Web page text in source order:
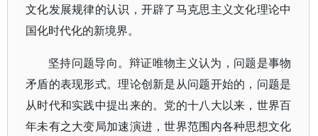
文化发展规律的认识，开辟了马克思主义文化理论中
国化时代化的新境界。
坚持问题导向。辩证唯物主义认为，问题是事物
矛盾的表现形式。理论创新是从问题开始的，问题是
从时代和实践中提出来的。党的十八大以来，世界百
年未有之大变局加速演进，世界范围内各种思想文化